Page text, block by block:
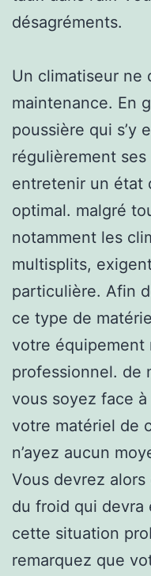
désagréments.
Un climatiseur ne
maintenance. En
poussière qui s’y
régulièrement ses
entretenir un état
optimal. malgré
notamment les
multisplits,
particulière. Afin
ce type de
votre équipement
professionnel. de
vous soyez face
votre matériel de
n’ayez aucun
Vous devrez
du froid qui devra
cette situation
remarquez que